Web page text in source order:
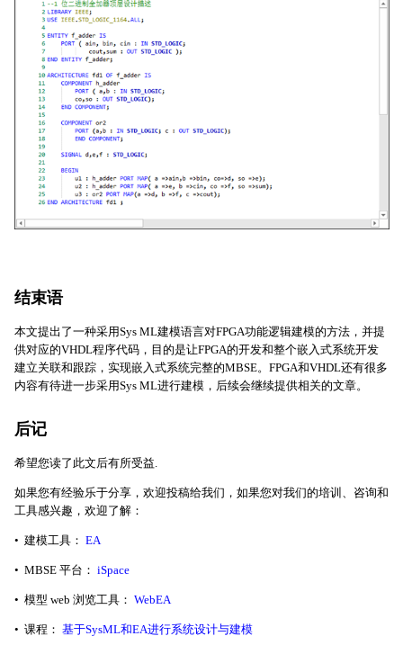
结束语
本文提出了一种采用Sys ML建模语言对FPGA功能逻辑建模的方法，并提
供对应的VHDL程序代码，目的是让FPGA的开发和整个嵌入式系统开发
建立关联和跟踪，实现嵌入式系统完整的MBSE。FPGA和VHDL还有很多
内容有待进一步采用Sys ML进行建模，后续会继续提供相关的文章。
后记
希望您读了此文后有所受益.
如果您有经验乐于分享，欢迎投稿给我们，如果您对我们的培训、咨询和
工具感兴趣，欢迎了解：
• 建模工具： EA
• MBSE 平台： iSpace
• 模型 web 浏览工具： WebEA
• 课程： 基于SysML和EA进行系统设计与建模